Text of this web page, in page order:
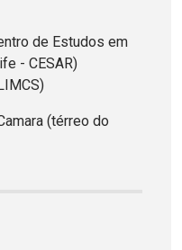
de Estudos em
- CESAR)
(térreo do